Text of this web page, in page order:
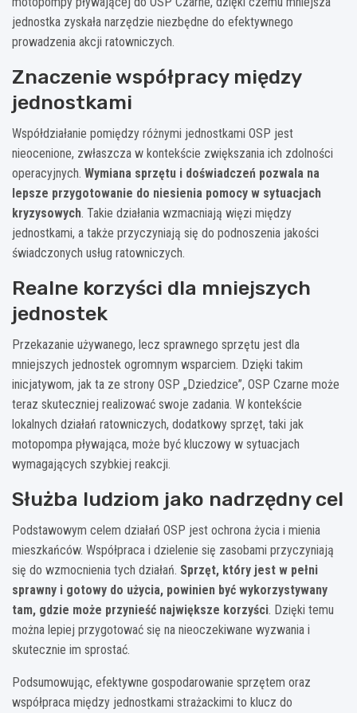
jednostka zyskała narzędzie niezbędne do efektywnego
prowadzenia akcji ratowniczych.
Znaczenie współpracy między
jednostkami
Współdziałanie pomiędzy różnymi jednostkami OSP jest
nieocenione, zwłaszcza w kontekście zwiększania ich zdolności
operacyjnych. Wymiana sprzętu i doświadczeń pozwala na
lepsze przygotowanie do niesienia pomocy w sytuacjach
kryzysowych. Takie działania wzmacniają więzi między
jednostkami, a także przyczyniają się do podnoszenia jakości
świadczonych usług ratowniczych.
Realne korzyści dla mniejszych
jednostek
Przekazanie używanego, lecz sprawnego sprzętu jest dla
mniejszych jednostek ogromnym wsparciem. Dzięki takim
inicjatywom, jak ta ze strony OSP „Dziedzice”, OSP Czarne może
teraz skuteczniej realizować swoje zadania. W kontekście
lokalnych działań ratowniczych, dodatkowy sprzęt, taki jak
motopompa pływająca, może być kluczowy w sytuacjach
wymagających szybkiej reakcji.
Służba ludziom jako nadrzędny cel
Podstawowym celem działań OSP jest ochrona życia i mienia
mieszkańców. Współpraca i dzielenie się zasobami przyczyniają
się do wzmocnienia tych działań. Sprzęt, który jest w pełni
sprawny i gotowy do użycia, powinien być wykorzystywany
tam, gdzie może przynieść największe korzyści. Dzięki temu
można lepiej przygotować się na nieoczekiwane wyzwania i
skutecznie im sprostać.
Podsumowując, efektywne gospodarowanie sprzętem oraz
współpraca między jednostkami strażackimi to klucz do